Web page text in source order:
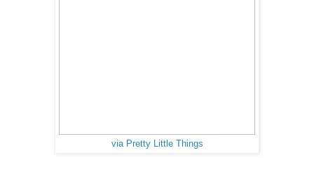
via Pretty Little Things